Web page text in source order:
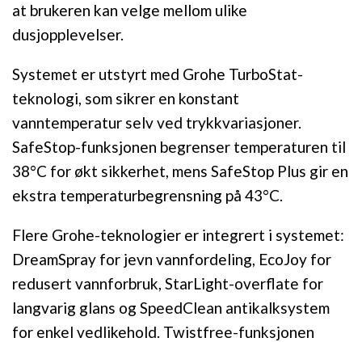
at brukeren kan velge mellom ulike
dusjopplevelser.
Systemet er utstyrt med Grohe TurboStat-
teknologi, som sikrer en konstant
vanntemperatur selv ved trykkvariasjoner.
SafeStop-funksjonen begrenser temperaturen til
38°C for økt sikkerhet, mens SafeStop Plus gir en
ekstra temperaturbegrensning på 43°C.
Flere Grohe-teknologier er integrert i systemet:
DreamSpray for jevn vannfordeling, EcoJoy for
redusert vannforbruk, StarLight-overflate for
langvarig glans og SpeedClean antikalksystem
for enkel vedlikehold. Twistfree-funksjonen